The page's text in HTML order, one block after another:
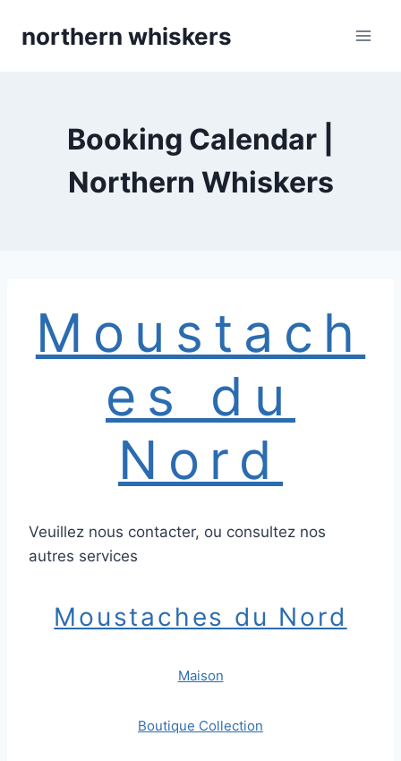
northern whiskers
Booking Calendar |
Northern Whiskers
Moustach
es du
Nord
Veuillez nous contacter, ou consultez nos
autres services
Moustaches du Nord
Maison
Boutique Collection